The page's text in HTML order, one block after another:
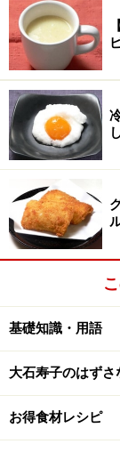
楽天
基礎知識・用語
大石寿子のはずさ
お得食材レシピ